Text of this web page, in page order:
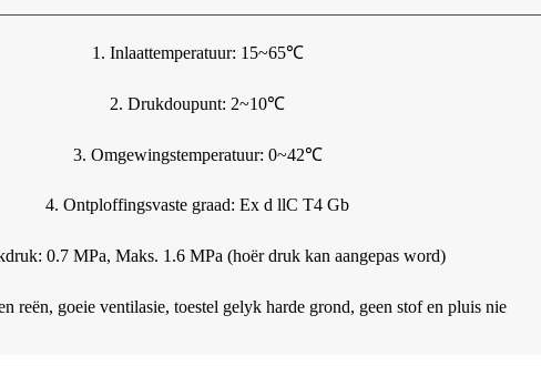
1. Inlaattemperatuur: 15~65℃
2. Drukdoupunt: 2~10℃
3. Omgewingstemperatuur: 0~42℃
4. Ontploffingsvaste graad: Ex d llC T4 Gb
0.7 MPa, Maks. 1.6 MPa (hoër druk kan aangepas word)
reën, goeie ventilasie, toestel gelyk harde grond, geen stof en pluis nie